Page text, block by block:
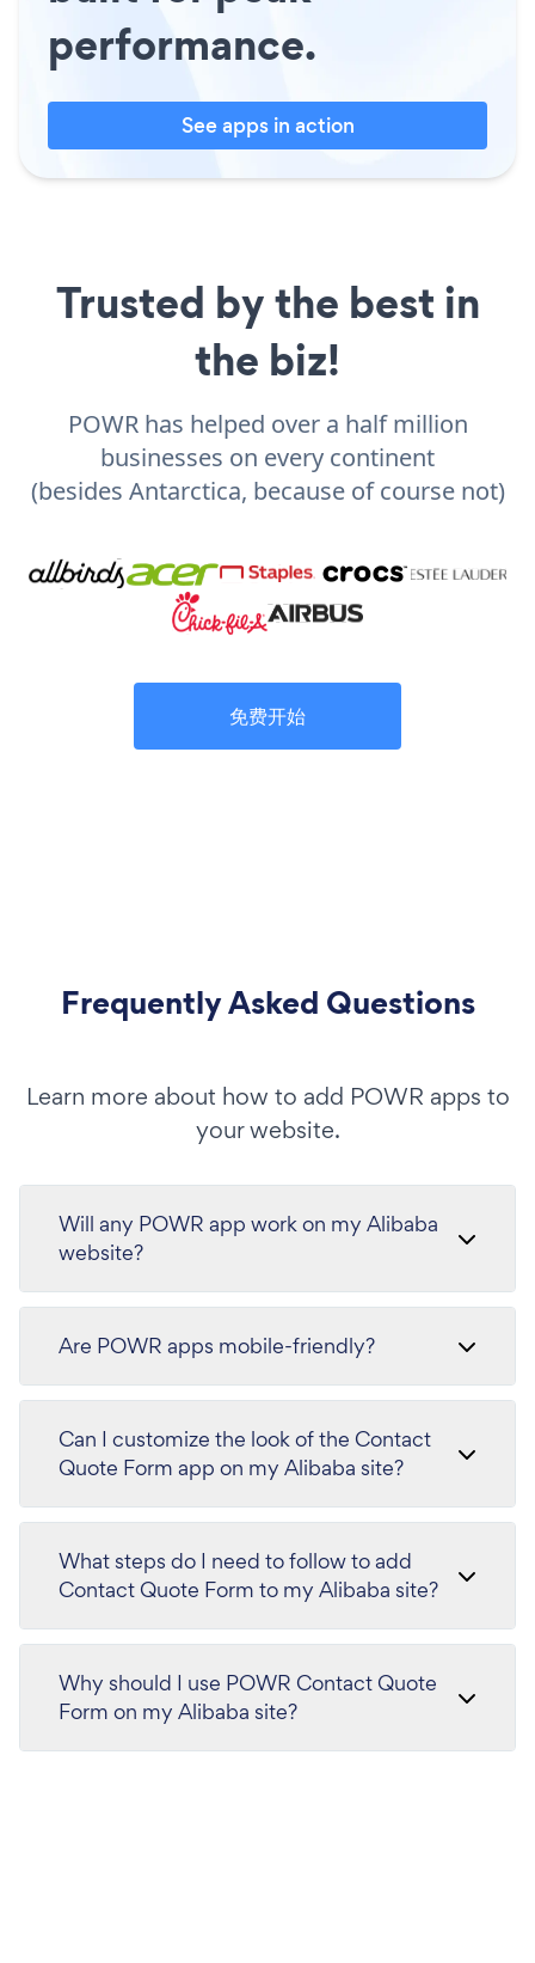
performance.
See apps in action
Trusted by the best in
the biz!
POWR has helped over a half million
businesses on every continent
(besides Antarctica, because of course not)
免费开始
Frequently Asked Questions
Learn more about how to add POWR apps to
your website.
Will any POWR app work on my Alibaba
website?
Are POWR apps mobile-friendly?
Can I customize the look of the Contact
Quote Form app on my Alibaba site?
What steps do I need to follow to add
Contact Quote Form to my Alibaba site?
Why should I use POWR Contact Quote
Form on my Alibaba site?